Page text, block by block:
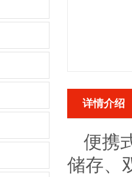
详情介绍
便携
储存、